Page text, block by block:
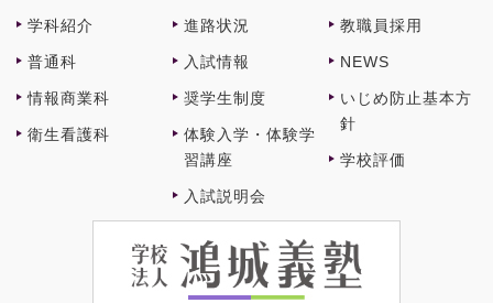
学科紹介
普通科
情報商業科
衛⽣看護科
進路状況
⼊試情報
奨学⽣制度
体験⼊学・体験学
習講座
⼊試説明会
教職員採⽤
NEWS
いじめ防止基本方
針
学校評価